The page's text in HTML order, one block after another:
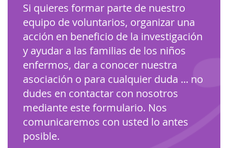
Si quieres formar parte de nuestro
equipo de voluntarios, organizar una
acción en beneficio de la investigación
y ayudar a las familias de los niños
enfermos, dar a conocer nuestra
asociación o para cualquier duda ... no
dudes en contactar con nosotros
mediante este formulario. Nos
comunicaremos con usted lo antes
posible.